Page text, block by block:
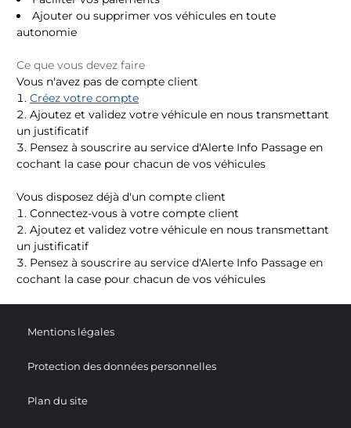
Ajouter ou supprimer vos véhicules en toute
autonomie
Ce que vous devez faire
Vous n'avez pas de compte client
Créez votre compte
Ajoutez et validez votre véhicule en nous transmettant
un justificatif
Pensez à souscrire au service d'Alerte Info Passage en
cochant la case pour chacun de vos véhicules
Vous disposez déjà d'un compte client
Connectez-vous à votre compte client
Ajoutez et validez votre véhicule en nous transmettant
un justificatif
Pensez à souscrire au service d'Alerte Info Passage en
cochant la case pour chacun de vos véhicules
Mentions légales
Protection des données personnelles
Plan du site